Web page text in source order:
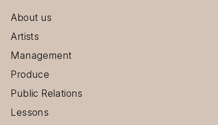
About us
Artists
Management
Produce
Public Relations
Lessons